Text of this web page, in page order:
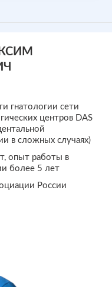
гнатологии сети
центров DAS
в сложных случаях)
опыт работы в
более 5 лет
России